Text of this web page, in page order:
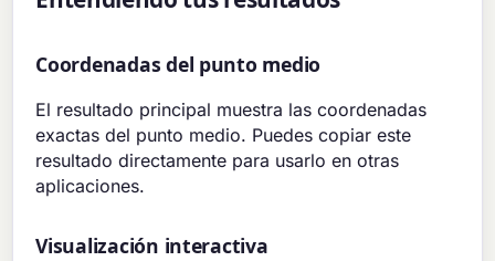
Coordenadas del punto medio
El resultado principal muestra las coordenadas
exactas del punto medio. Puedes copiar este
resultado directamente para usarlo en otras
aplicaciones.
Visualización interactiva